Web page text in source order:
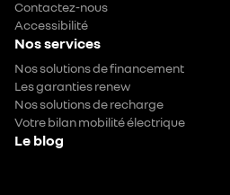
Contactez-nous
Accessibilité
Nos services
Nos solutions de financement
Les garanties renew
Nos solutions de recharge
Votre bilan mobilité électrique
Le blog